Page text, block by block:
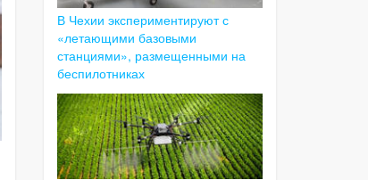
В Чехии экспериментируют с
«летающими базовыми
станциями», размещенными на
беспилотниках